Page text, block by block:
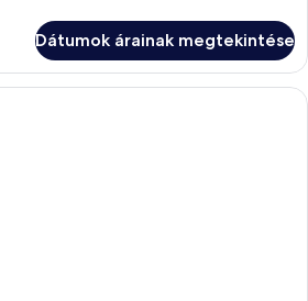
Dátumok árainak megtekintése